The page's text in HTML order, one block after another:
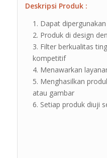
Deskripsi Produk :
Dapat
Produk di design
Filter berkualitas
kompetitif
Menawarkan
Menghasilkan
atau gambar
Setiap produk diuji